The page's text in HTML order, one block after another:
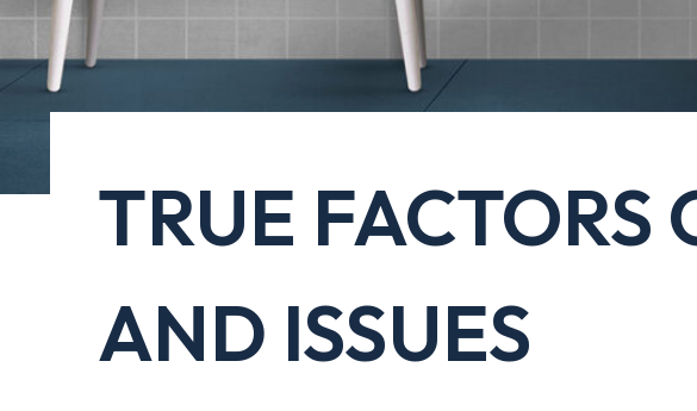
TRUE FACTORS
AND ISSUES